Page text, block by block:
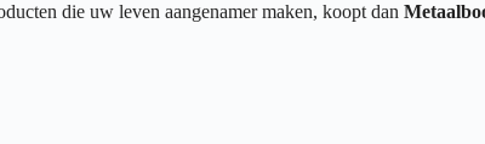
die uw leven aangenamer maken, koopt dan